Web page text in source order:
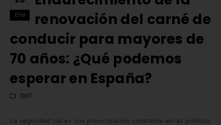
Ene
renovación del carné de
conducir para mayores de
70 años: ¿Qué podemos
esperar en España?
DGT
La seguridad vial es una preocupación constante en las políticas